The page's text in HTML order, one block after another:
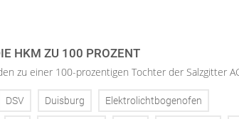
HKM ZU 100 PROZENT
zu einer 100-prozentigen Tochter der Salzgitter
DSV Duisburg Elektrolichtbogenofen